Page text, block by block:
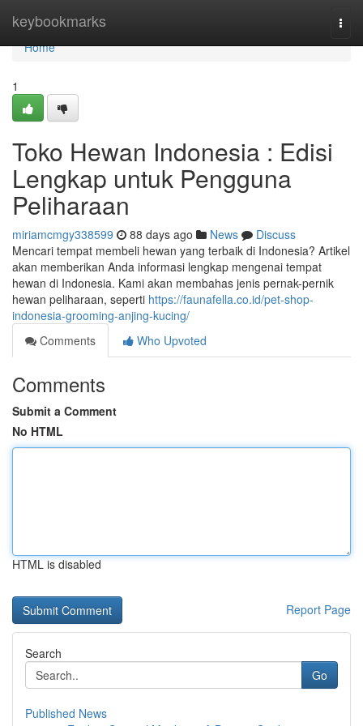
keybookmarks
Home
Home
1
Toko Hewan Indonesia : Edisi
Lengkap untuk Pengguna
Peliharaan
miriamcmgy338599 88 days ago News
Discuss
Mencari tempat membeli hewan yang terbaik di Indonesia? Artikel
akan memberikan Anda informasi lengkap mengenai tempat
hewan di Indonesia. Kami akan membahas jenis pernak-pernik
hewan peliharaan, seperti https://faunafella.co.id/pet-shop-
indonesia-grooming-anjing-kucing/
Comments
Who Upvoted
Comments
Submit a Comment
No HTML
HTML is disabled
Report Page
Search
Go
Published News